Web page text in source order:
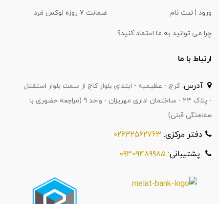
ورود | ثبت نام ضمانت 7 روزه لوکس مَرد
چرا می توانید به ما اعتماد کنید؟
ارتباط با ما
آدرس:کرج - عظیمیه - ابتدای بلوار کاج از سمت بلوار استقلال
- پلاک 23 - ساختمان اداری مهریزان - واحد 9 (مراجعه حضوری با
هماهنگی قبلی)
دفتر مرکزی: 02632562763
پشتیبانی: 09309489985